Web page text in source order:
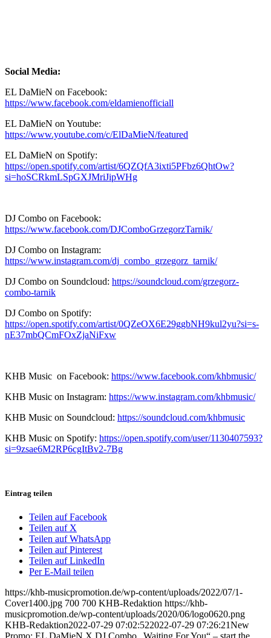
Social Media:
EL DaMieN on Facebook:
https://www.facebook.com/eldamienofficiall
EL DaMieN on Youtube:
https://www.youtube.com/c/ElDaMieN/featured
EL DaMieN on Spotify:
https://open.spotify.com/artist/6QZQfA3ixti5PFbz6QhtOw?
si=hoSCRkmLSpGXJMriJipWHg
DJ Combo on Facebook:
https://www.facebook.com/DJComboGrzegorzTarnik/
DJ Combo on Instagram:
https://www.instagram.com/dj_combo_grzegorz_tarnik/
DJ Combo on Soundcloud: https://soundcloud.com/grzegorz-
combo-tarnik
DJ Combo on Spotify:
https://open.spotify.com/artist/0QZeOX6E29ggbNH9kul2yu?si=s-
nE37mbQCmFOxZjaNiFxw
KHB Music on Facebook: https://www.facebook.com/khbmusic/
KHB Music on Instagram: https://www.instagram.com/khbmusic/
KHB Music on Soundcloud: https://soundcloud.com/khbmusic
KHB Music on Spotify: https://open.spotify.com/user/1130407593?
si=9zsae6M2RP6cgItBv2-7Bg
Eintrag teilen
Teilen auf Facebook
Teilen auf X
Teilen auf WhatsApp
Teilen auf Pinterest
Teilen auf LinkedIn
Per E-Mail teilen
https://khb-musicpromotion.de/wp-content/uploads/2022/07/1-
Cover1400.jpg 700 700 KHB-Redaktion https://khb-
musicpromotion.de/wp-content/uploads/2020/06/logo0620.png
KHB-Redaktion2022-07-29 07:02:522022-07-29 07:26:21New